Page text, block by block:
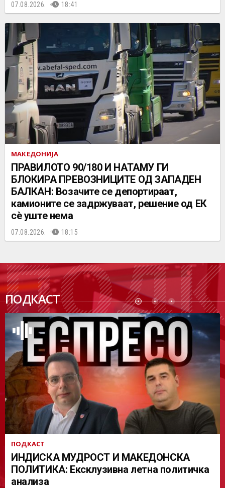
07.08.2026. 18:41
МАКЕДОНИЈА
ПРАВИЛОТО 90/180 И НАТАМУ ГИ
БЛОКИРА ПРЕВОЗНИЦИТЕ ОД ЗАПАДЕН
БАЛКАН: Возачите се депортираат,
камионите се задржуваат, решение од ЕК
сè уште нема
07.08.2026. 18:15
ПОДКАСТ
ПОДК
АСТ
ПОДКАСТ
ИНДИСКА МУДРОСТ И МАКЕДОНСКА
ПОЛИТИКА: Ексклузивна летна политичка
анализа